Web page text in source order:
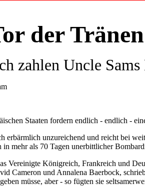
der
zahlen Uncle
Staaten fordern endlich - endlich -
erbärmlich unzureichend und reicht bei
mehr als 70 Tagen unerbittlicher
Vereinigte Königreich, Frankreich und
Cameron und Annalena Baerbock,
müsse, aber - so fügten sie